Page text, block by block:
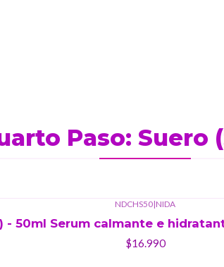
Paso: Suero
NDCHS50|NIDA
- 50ml Serum calmante e
$16.990